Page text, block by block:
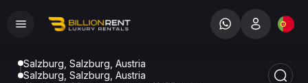
Salzburg, Salzburg, Austria
Salzburg, Salzburg, Austria